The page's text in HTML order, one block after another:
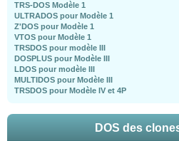
TRS-DOS Modèle 1
ULTRADOS pour Modèle 1
Z'DOS pour Modèle 1
VTOS pour Modèle 1
TRSDOS pour modèle III
DOSPLUS pour Modèle III
LDOS pour modèle III
MULTIDOS pour Modèle III
TRSDOS pour Modèle IV et 4P
DOS des